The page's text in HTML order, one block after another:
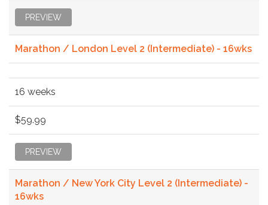
PREVIEW
Marathon / London Level 2 (Intermediate) - 16wks
16 weeks
$59.99
PREVIEW
Marathon / New York City Level 2 (Intermediate) -
16wks